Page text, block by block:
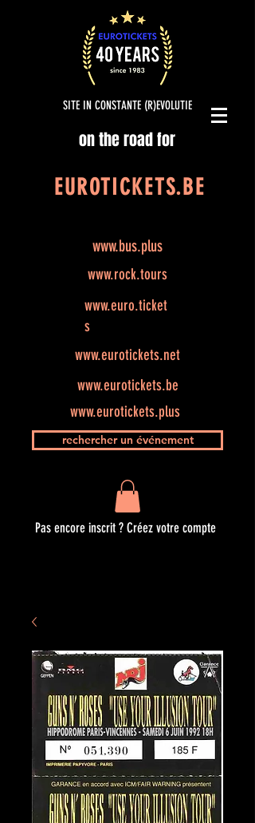
SITE IN CONSTANTE (R)EVOLUTIE
on the road for
EUROTICKETS.BE
www.bus.plus
www.rock.tours
www.euro.ticket
s
www.eurotickets.net
www.eurotickets.be
www.eurotickets.plus
rechercher un événement
Pas encore inscrit ? Créez votre compte